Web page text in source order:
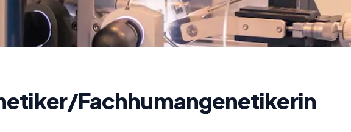
Fachhumangenetikerin